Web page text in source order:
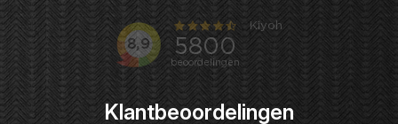
Klantbeoordelingen